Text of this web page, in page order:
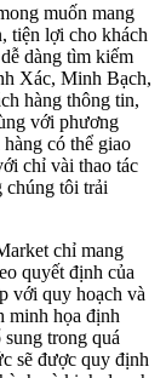
muốn mang
tiện lợi cho khách
dàng tìm kiếm
Xác, Minh Bạch,
hàng thông tin,
với phương
có thể giao
chỉ vài thao tác
chúng tôi trải
chỉ mang
quyết định của
với quy hoạch và
minh họa định
trong quá
sẽ được quy định